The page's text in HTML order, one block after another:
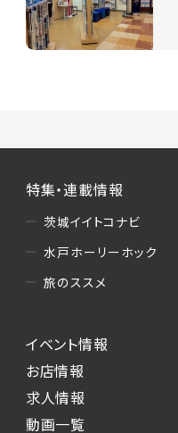
特集・連載情報
茨城イイトコナビ
水戸ホーリーホック
旅のススメ
イベント情報
お店情報
求人情報
動画一覧